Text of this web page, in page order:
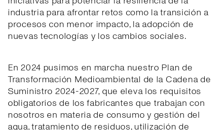
industria para afrontar retos como la transición a
procesos con menor impacto, la adopción de
nuevas tecnologías y los cambios sociales.
En 2024 pusimos en marcha nuestro Plan de
Transformación Medioambiental de la Cadena de
Suministro 2024-2027, que eleva los requisitos
obligatorios de los fabricantes que trabajan con
nosotros en materia de consumo y gestión del
agua, tratamiento de residuos, utilización de